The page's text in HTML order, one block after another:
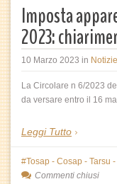
Imposta
2023:
10 Marzo 2023 in
La Circolare n 6/2023
da versare entro il 16
Leggi Tutto
Tosap - Cosap - Tarsu
Commenti chiusi